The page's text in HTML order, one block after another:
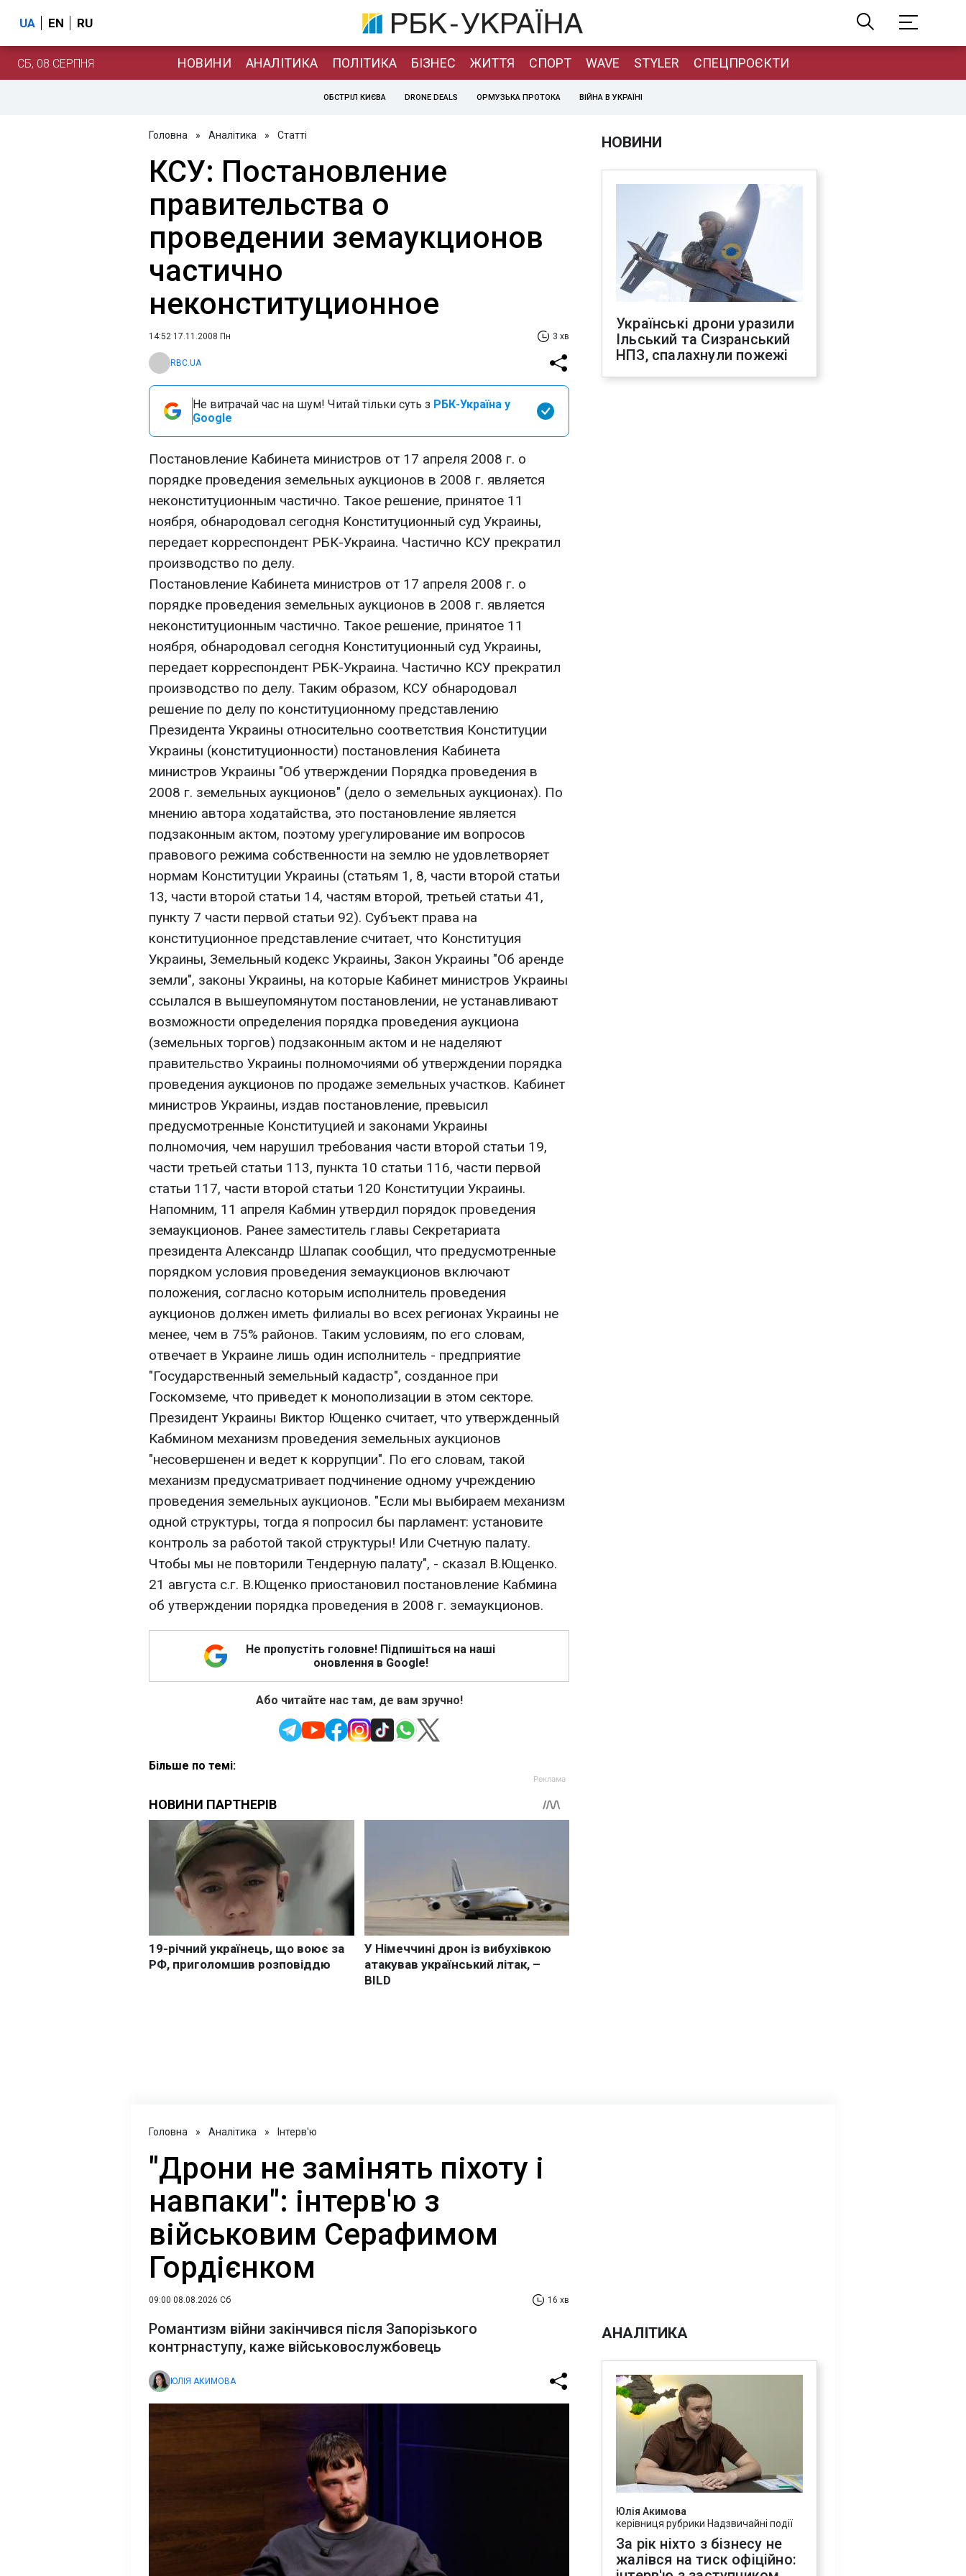
UA EN RU
СБ, 08 СЕРПНЯ НОВИНИ АНАЛІТИКА ПОЛІТИКА БІЗНЕС ЖИТТЯ СПОРТ WAVE STYLER СПЕЦПРОЄКТИ
ОБСТРІЛ КИЄВА DRONE DEALS ОРМУЗЬКА ПРОТОКА ВІЙНА В УКРАЇНІ
Головна » Аналітика » Статті
КСУ: Постановление
правительства о
проведении земаукционов
частично
неконституционное
14:52 17.11.2008 Пн 3 хв
RBC.UA
Не витрачай час на шум! Читай тільки суть з РБК-Україна у
Google
Постановление Кабинета министров от 17 апреля 2008 г. о
порядке проведения земельных аукционов в 2008 г. является
неконституционным частично. Такое решение, принятое 11
ноября, обнародовал сегодня Конституционный суд Украины,
передает корреспондент РБК-Украина. Частично КСУ прекратил
производство по делу.
Постановление Кабинета министров от 17 апреля 2008 г. о
порядке проведения земельных аукционов в 2008 г. является
неконституционным частично. Такое решение, принятое 11
ноября, обнародовал сегодня Конституционный суд Украины,
передает корреспондент РБК-Украина. Частично КСУ прекратил
производство по делу. Таким образом, КСУ обнародовал
решение по делу по конституционному представлению
Президента Украины относительно соответствия Конституции
Украины (конституционности) постановления Кабинета
министров Украины "Об утверждении Порядка проведения в
2008 г. земельных аукционов" (дело о земельных аукционах). По
мнению автора ходатайства, это постановление является
подзаконным актом, поэтому урегулирование им вопросов
правового режима собственности на землю не удовлетворяет
нормам Конституции Украины (статьям 1, 8, части второй статьи
13, части второй статьи 14, частям второй, третьей статьи 41,
пункту 7 части первой статьи 92). Субъект права на
конституционное представление считает, что Конституция
Украины, Земельный кодекс Украины, Закон Украины "Об аренде
земли", законы Украины, на которые Кабинет министров Украины
ссылался в вышеупомянутом постановлении, не устанавливают
возможности определения порядка проведения аукциона
(земельных торгов) подзаконным актом и не наделяют
правительство Украины полномочиями об утверждении порядка
проведения аукционов по продаже земельных участков. Кабинет
министров Украины, издав постановление, превысил
предусмотренные Конституцией и законами Украины
полномочия, чем нарушил требования части второй статьи 19,
части третьей статьи 113, пункта 10 статьи 116, части первой
статьи 117, части второй статьи 120 Конституции Украины.
Напомним, 11 апреля Кабмин утвердил порядок проведения
земаукционов. Ранее заместитель главы Секретариата
президента Александр Шлапак сообщил, что предусмотренные
порядком условия проведения земаукционов включают
положения, согласно которым исполнитель проведения
аукционов должен иметь филиалы во всех регионах Украины не
менее, чем в 75% районов. Таким условиям, по его словам,
отвечает в Украине лишь один исполнитель - предприятие
"Государственный земельный кадастр", созданное при
Госкомземе, что приведет к монополизации в этом секторе.
Президент Украины Виктор Ющенко считает, что утвержденный
Кабмином механизм проведения земельных аукционов
"несовершенен и ведет к коррупции". По его словам, такой
механизм предусматривает подчинение одному учреждению
проведения земельных аукционов. "Если мы выбираем механизм
одной структуры, тогда я попросил бы парламент: установите
контроль за работой такой структуры! Или Счетную палату.
Чтобы мы не повторили Тендерную палату", - сказал В.Ющенко.
21 августа с.г. В.Ющенко приостановил постановление Кабмина
об утверждении порядка проведения в 2008 г. земаукционов.
Не пропустіть головне! Підпишіться на наші
оновлення в Google!
Або читайте нас там, де вам зручно!
Більше по темі:
НОВИНИ
Українські дрони уразили
Ільський та Сизранський
НПЗ, спалахнули пожежі
Головна » Аналітика » Інтерв'ю
"Дрони не замінять піхоту і
навпаки": інтерв'ю з
військовим Серафимом
Гордієнком
09:00 08.08.2026 Сб 16 хв
Романтизм війни закінчився після Запорізького
контрнаступу, каже військовослужбовець
ЮЛІЯ АКИМОВА
АНАЛІТИКА
Юлія Акимова
керівниця рубрики Надзвичайні події
За рік ніхто з бізнесу не
жалівся на тиск офіційно: